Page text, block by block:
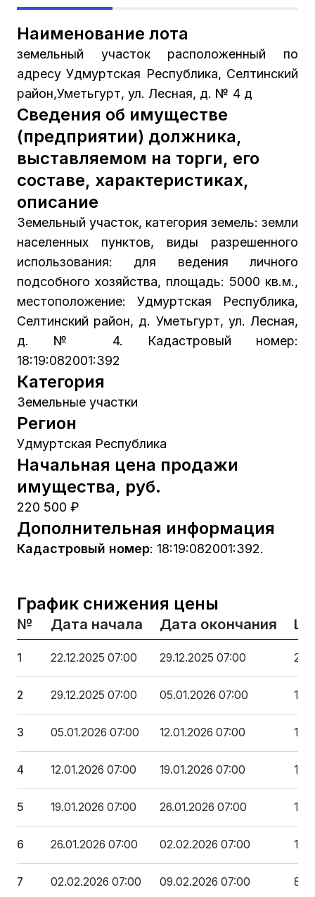
Наименование лота
земельный участок расположенный по
адресу Удмуртская Республика, Селтинский
район,Уметьгурт, ул. Лесная, д. № 4 д
Сведения об имуществе
(предприятии) должника,
выставляемом на торги, его
составе, характеристиках,
описание
Земельный участок, категория земель: земли
населенных пунктов, виды разрешенного
использования: для ведения личного
подсобного хозяйства, площадь: 5000 кв.м.,
местоположение: Удмуртская Республика,
Селтинский район, д. Уметьгурт, ул. Лесная,
д. № 4. Кадастровый номер:
18:19:082001:392
Категория
Земельные участки
Регион
Удмуртская Республика
Начальная цена продажи
имущества, руб.
220 500 ₽
Дополнительная информация
Кадастровый номер: 18:19:082001:392.
График снижения цены
№ Дата начала Дата окончания
1 22.12.2025 07:00 29.12.2025 07:00
2 29.12.2025 07:00 05.01.2026 07:00
3 05.01.2026 07:00 12.01.2026 07:00
4 12.01.2026 07:00 19.01.2026 07:00
5 19.01.2026 07:00 26.01.2026 07:00
6 26.01.2026 07:00 02.02.2026 07:00 110
7 02.02.2026 07:00 09.02.2026 07:00 88